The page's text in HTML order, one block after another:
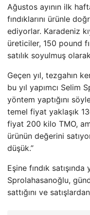
Ağustos ayının ilk
fındıklarını ürünle
ediyorlar. Karadeniz
üreticiler, 150 pound
satılık soyulmuş
Geçen yıl, tezgahın
bu yıl yapımcı Selim
yöntem yaptığını
temel fiyat yaklaşık
fiyat 200 kilo TMO,
ürünün değerini
düşük.”
Eşine fındık
Sprolahasanoğlu,
sattığını ve